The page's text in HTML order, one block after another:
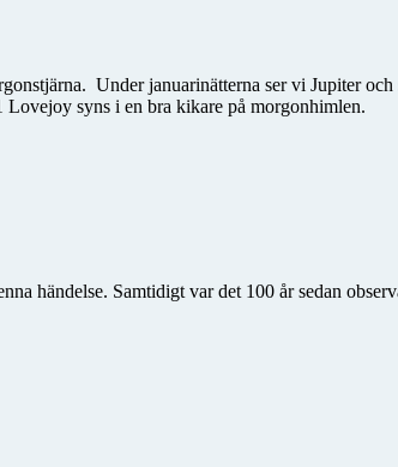
Under januarinätterna ser vi Jupiter
syns i en bra kikare på morgonhimlen.
händelse. Samtidigt var det 100 år sedan